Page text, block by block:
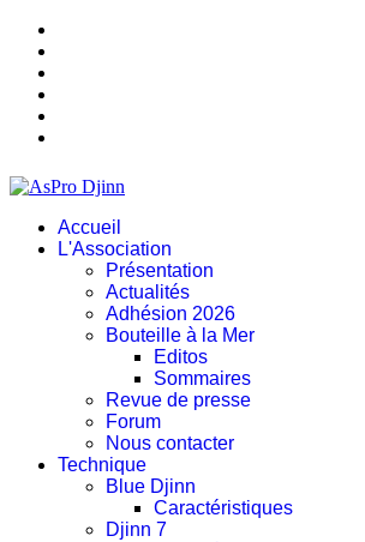
Accueil
L'Association
Présentation
Actualités
Adhésion 2026
Bouteille à la Mer
Editos
Sommaires
Revue de presse
Forum
Nous contacter
Technique
Blue Djinn
Caractéristiques
Djinn 7